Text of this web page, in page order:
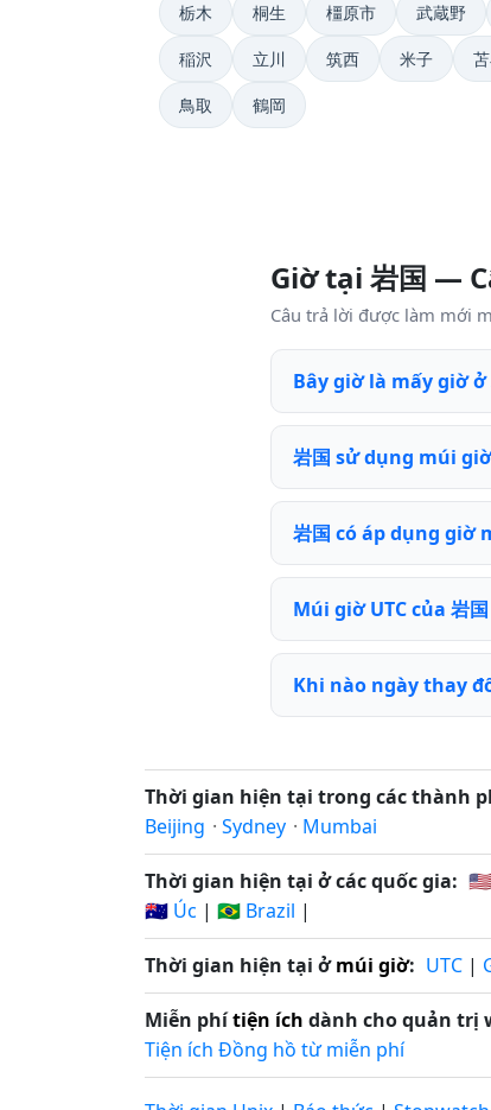
栃木 桐生 橿原市 武蔵野
稲沢 立川 筑西 米子
鳥取 鶴岡
Giờ tại 岩国 —
Câu trả lời được làm mới
Bây giờ là mấy giờ ở
岩国 sử dụng múi
岩国 có áp dụng giờ
Múi giờ UTC của 岩
Khi nào ngày thay
Thời gian hiện tại trong các thành
Beijing · Sydney · Mumbai
Thời gian hiện tại ở các quốc gia:
🇦🇺 Úc | 🇧🇷 Brazil |
Thời gian hiện tại ởmúi giờ: UTC |
Miễn phítiện ích dành cho quản trị
Tiện ích Đồng hồ từ miễn phí